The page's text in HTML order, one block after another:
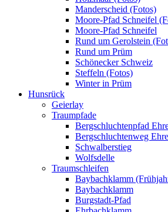
Manderscheid (Fotos)
Moore-Pfad Schneifel
Moore-Pfad Schneifel
Rund um Gerolstein
Rund um Prüm
Schönecker Schweiz
Steffeln (Fotos)
Winter in Prüm
Hunsrück
Geierlay
Traumpfade
Bergschluchtenpfad
Bergschluchtenweg
Schwalberstieg
Wolfsdelle
Traumschleifen
Baybachklamm
Baybachklamm
Burgstadt-Pfad